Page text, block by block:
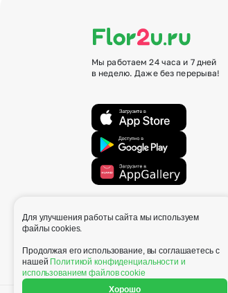
Мы работаем 24 часа и 7 дней
в неделю. Даже без перерыва!
Для улучшения работы сайта мы используем
файлы cookies.
Продолжая его использование, вы соглашаетесь с
нашей Политикой конфиденциальности и
использованием файлов cookie
Хорошо